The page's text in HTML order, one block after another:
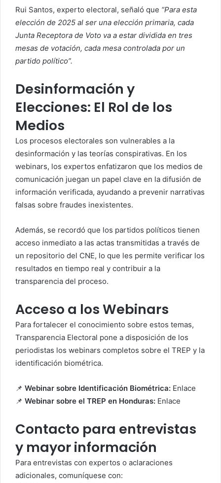
Rui Santos, experto electoral, señaló que “Para esta
elección de 2025 al ser una elección primaria, cada
Junta Receptora de Voto va a estar dividida en tres
mesas de votación, cada mesa controlada por un
partido político”.
Desinformación y
Elecciones: El Rol de los
Medios
Los procesos electorales son vulnerables a la
desinformación y las teorías conspirativas. En los
webinars, los expertos enfatizaron que los medios de
comunicación juegan un papel clave en la difusión de
información verificada, ayudando a prevenir narrativas
falsas sobre fraudes inexistentes.
Además, se recordó que los partidos políticos tienen
acceso inmediato a las actas transmitidas a través de
un repositorio del CNE, lo que les permite verificar los
resultados en tiempo real y contribuir a la
transparencia del proceso.
Acceso a los Webinars
Para fortalecer el conocimiento sobre estos temas,
Transparencia Electoral pone a disposición de los
periodistas los webinars completos sobre el TREP y la
identificación biométrica.
📌 Webinar sobre Identificación Biométrica: Enlace
📌 Webinar sobre el TREP en Honduras: Enlace
Contacto para entrevistas
y mayor información
Para entrevistas con expertos o aclaraciones
adicionales, comuníquese con: